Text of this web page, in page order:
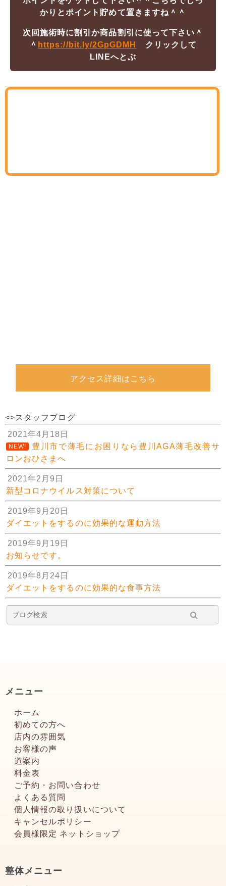
かりとポイント貯めて置きますね＾＾
次回施術時に割引か商品割引に使って下さい＾
＾ https://bit.ly/2GpGDMH
クリックして
LINEへとぶ
アクセス詳細はこちら
<>スタッフブログ
2021年4月18日
NEW!
豊川市で薄毛にお困りなら豊川AGA薄毛改善サ
ロンおひさまへ
2021年2月9日
新型コロナウイルス対策について
2019年9月20日
ダイエットをするのに効果的な運動方法
2019年9月19日
お知らせです。
2019年8月24日
ダイエットをするのに効果的な食事方法
メニュー
ホーム
初めての方へ
店内の雰囲気
お客様の声
道案内
料金表
ご予約・お問い合わせ
よくある質問
個人情報の取り扱いについて
キャンセルポリシー
会員様限定 ネットショップ
整体メニュー